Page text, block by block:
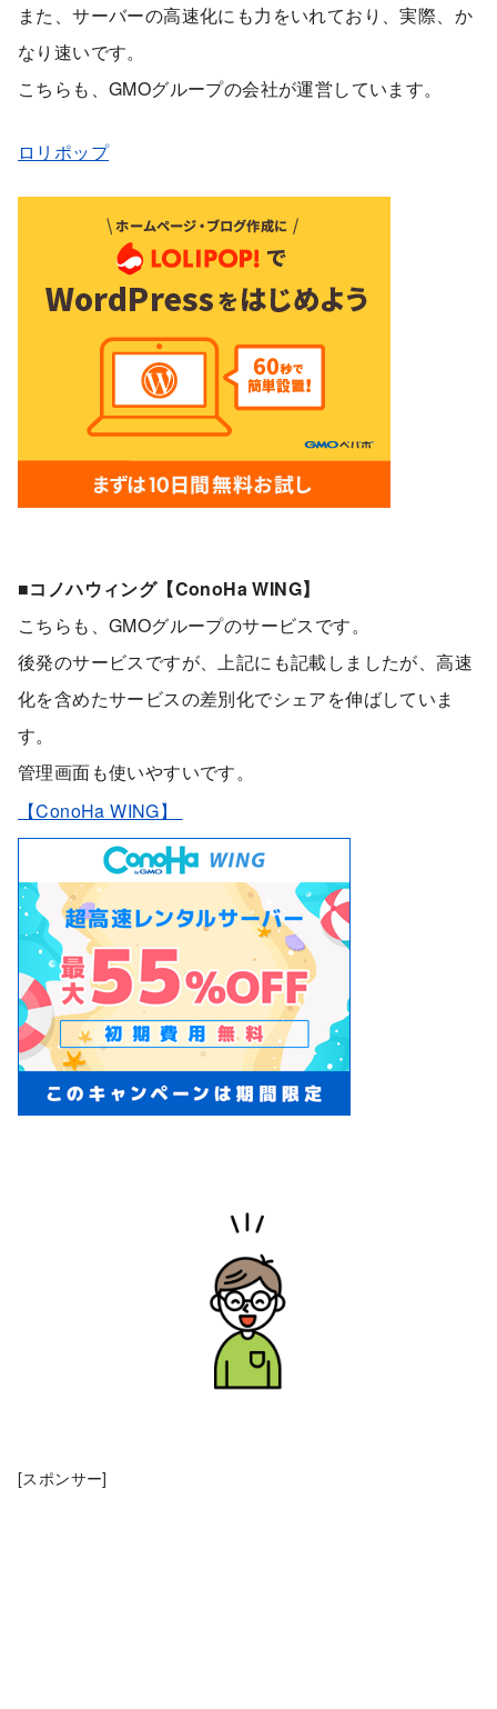
また、サーバーの高速化にも力をいれており、実際、か
なり速いです。
こちらも、GMOグループの会社が運営しています。
ロリポップ
■コノハウィング【ConoHa WING】
こちらも、GMOグループのサービスです。
後発のサービスですが、上記にも記載しましたが、高速
化を含めたサービスの差別化でシェアを伸ばしていま
す。
管理画面も使いやすいです。
【ConoHa WING】
[スポンサー]